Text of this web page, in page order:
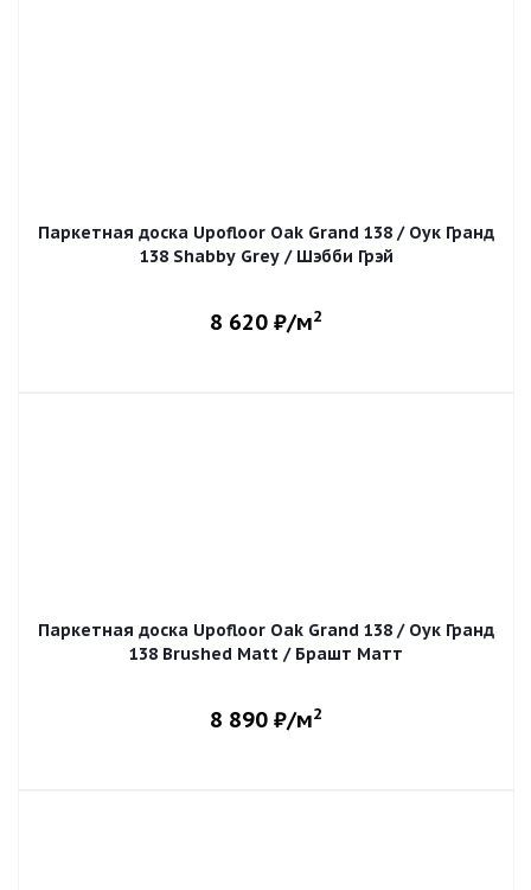
Паркетная доска Upofloor Oak Grand 138 / Оук Гранд
138 Shabby Grey / Шэбби Грэй
8 620 ₽/м2
Паркетная доска Upofloor Oak Grand 138 / Оук Гранд
138 Brushed Matt / Брашт Матт
8 890 ₽/м2